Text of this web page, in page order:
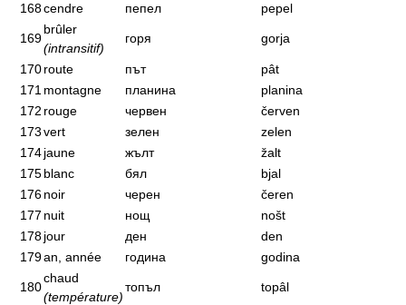
168cendre пепел pepel
169
brûler
(intransitif)
горя gorja
170route път
pât
171 montagne планина
planina
172 rouge червен
červen
173vert зелен
zelen
174jaune жълт
žalt
175blanc бял
bjal
176noir черен
čeren
177 nuit нощ
nošt
178jour ден
den
179an, année година godina
180
chaud
(température)
топъл topâl